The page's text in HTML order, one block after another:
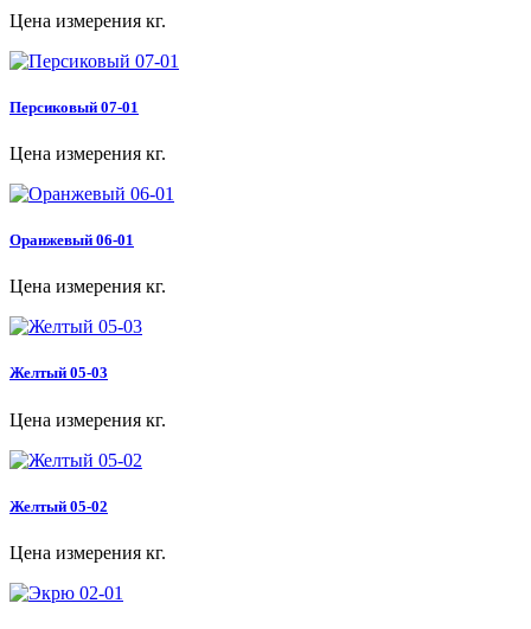
Цена измерения кг.
Персиковый 07-01
Цена измерения кг.
Оранжевый 06-01
Цена измерения кг.
Желтый 05-03
Цена измерения кг.
Желтый 05-02
Цена измерения кг.